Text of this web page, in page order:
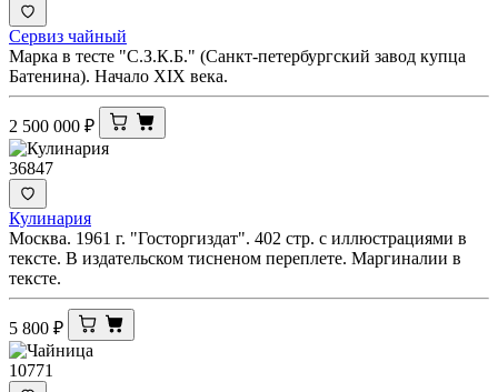
Сервиз чайный
Марка в тесте "С.З.К.Б." (Санкт-петербургский завод купца
Батенина). Начало XIX века.
2 500 000 ₽
36847
Кулинария
Москва. 1961 г. "Госторгиздат". 402 стр. с иллюстрациями в
тексте. В издательском тисненом переплете. Маргиналии в
тексте.
5 800 ₽
10771